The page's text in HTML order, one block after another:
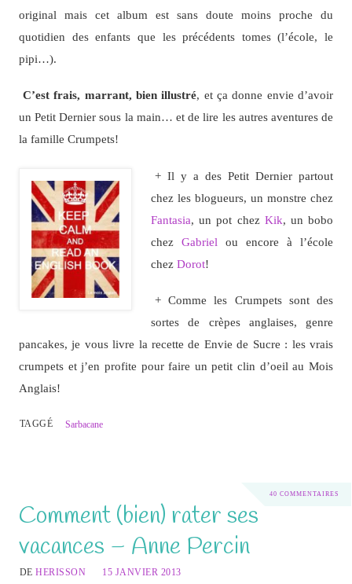
original mais cet album est sans doute moins proche du
quotidien des enfants que les précédents tomes (l’école, le
pipi…).
C’est frais, marrant, bien illustré, et ça donne envie d’avoir
un Petit Dernier sous la main… et de lire les autres aventures de
la famille Crumpets!
+ Il y a des Petit Dernier partout
chez les blogueurs, un monstre chez
Fantasia, un pot chez Kik, un bobo
chez Gabriel ou encore à l’école
chezDorot!
+ Comme les Crumpets sont des
sortes de crèpes anglaises, genre
pancakes, je vous livre la recette de Envie de Sucre : les vrais
crumpets et j’en profite pour faire un petit clin d’oeil au Mois
Anglais!
TAGGÉ Sarbacane
40 COMMENTAIRES
Comment (bien) rater ses
vacances – Anne Percin
DEHERISSON
15 JANVIER 2013